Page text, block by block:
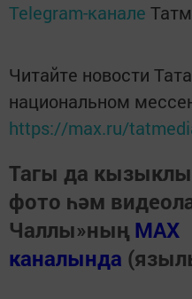
Telegram-канале
Читайте новости
национальном
https://max.ru/
Тагы да
фото һәм
Чаллы»ның MAX
каналында